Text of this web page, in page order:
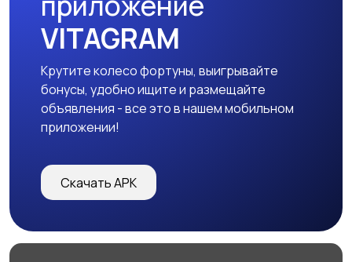
VITAGRAM
Крутите колесо фортуны, выигрывайте
бонусы, удобно ищите и размещайте
объявления - все это в нашем мобильном
приложении!
Скачать APK